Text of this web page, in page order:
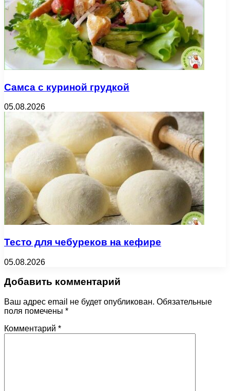
Самса с куриной грудкой
05.08.2026
Тесто для чебуреков на кефире
05.08.2026
Добавить комментарий
Ваш адрес email не будет опубликован. Обязательные
поля помечены *
Комментарий *